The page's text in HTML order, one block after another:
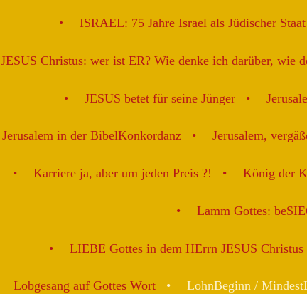
ISRAEL: 75 Jahre Israel als Jüdischer
JESUS Christus: wer ist ER? Wie denke ich darüber, wie
JESUS betet für seine Jünger
Jerusalem in der BibelKonkordanz Jerusalem,
Karriere ja, aber um jeden Preis ?! König der
Lamm Gottes:
LIEBE Gottes in dem HErrn JESUS
Lobgesang auf Gottes Wort LohnBeginn /